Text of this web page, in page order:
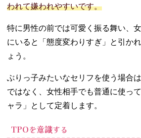
われて嫌われやすいです。
特に男性の前では可愛く振る舞い、
にいると「態度変わりすぎ」と引か
ょう。
ぶりっ子みたいなセリフを使う場合
ではなく、女性相手でも普通に使っ
ャラ」として定着します。
TPOを意識する